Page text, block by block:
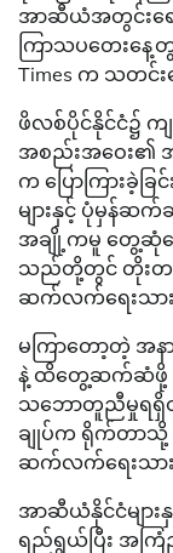
အာဆီယံအတွင်းရေး
ကြာသပတေးနေ့တွ
Times က သတင်း
ဖိလစ်ပိုင်နိုင်ငံ၌
အစည်းအဝေး၏
က ပြောကြားခဲ့ခြ
များနှင့် ပုံမှန်ဆ
အချို့ကမူ တွေ့ဆုံဆွေ
သည်တို့တွင် တိုးတ
ဆက်လက်ရေးသာ
မကြာတော့တဲ့ အန
နဲ့ ထိတွေ့ဆက်ဆံဖို့ အ
သဘောတူညီမှုရရှိ
ချုပ်က ရိုက်တာသို့
ဆက်လက်ရေးသာ
အာဆီယံနိုင်ငံမျာ
ရည်ရွယ်ပြီး အကြံ